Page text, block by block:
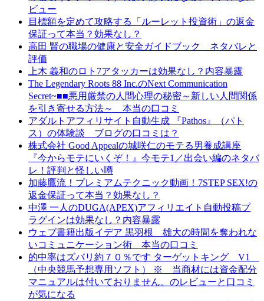
ビュー
目標額を定めて攻略する「ルーレット投資術」の返金
保証って本当？効果なし？
高田 賢の職場の健康と安全ガイドブック ネタバレと
評価
上木 義和のロト7アタッカーは効果なし？内容暴露
The Legendary Roots 88 Inc.のNext Communication
Secret~■■悪用厳禁の人間心理の秘密～新しい人間関係
を引き寄せる方法～ 本当の口コミ
アダルトアフィリサイト自動生成 『Pathos』（パト
ス）の体験談 ブログの口コミは？
株式会社 Good Appealの城咲仁のモテる男養成講座
『今からモテにいくぞ！』今モテ1／出会い編のネタバ
レ！評判と怪しい噂
加藤鷹流！プレミアムテクニック動画！7STEP SEX!の
返金保証って本当？効果なし？
中澤 一人のDUGA(APEX)アフィリエイト自動投稿プ
ラグインは効果なし？内容暴露
ウェブ書籍出版イデア 黒羽根 雄大の時間を奪われな
いコミュニケーション術 本当の口コミ
的中率はズバリ約７０％です ターゲットキング V1
（中央競馬予想専用ソフト） ※ 当商材には資金配分
マニュアルは付いておりません。のレビューと口コミ
が気になる